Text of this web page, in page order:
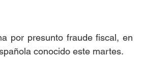
por presunto fraude fiscal, en
conocido este martes.